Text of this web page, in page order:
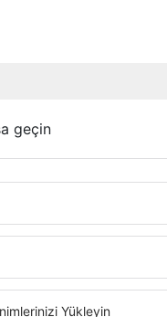
geçin
Yükleyin